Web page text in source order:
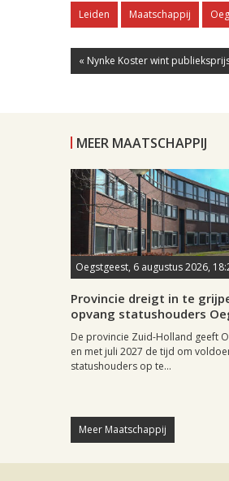
Leiden Maatschappij
« Nynke Koster wint
MEER MAATSCHAPPIJ
Oegstgeest, 6 augustus 2026,
Provincie dreigt in te
opvang statushouders
De provincie Zuid-Holland geeft
en met juli 2027 de tijd om
statushouders op te...
Meer Maatschappij